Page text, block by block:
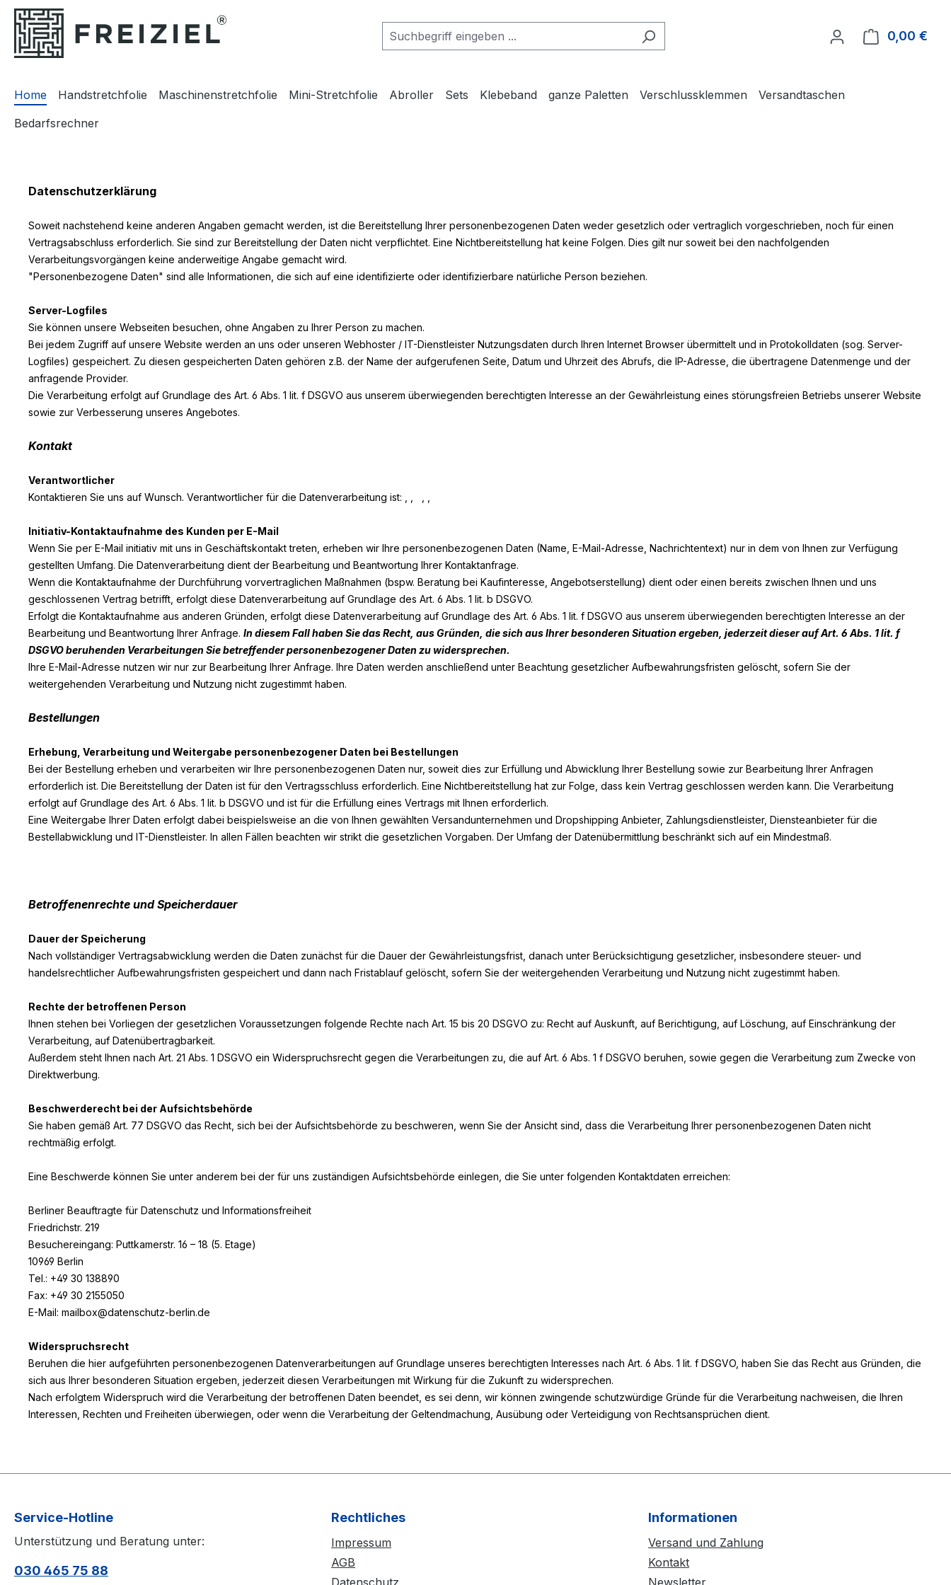
Hauptinhalt springen
Zur Suche springen
Zur Hauptnavigation springen
0,00 €
Home Handstretchfolie Maschinenstretchfolie Mini-Stretchfolie Abroller Sets Klebeband ganze Paletten Verschlussklemmen
Versandtaschen
Bedarfsrechner
Datenschutzerklärung
Soweit nachstehend keine anderen Angaben gemacht werden, ist die Bereitstellung Ihrer personenbezogenen Daten weder gesetzlich oder vertraglich vorgeschrieben, noch für einen
Vertragsabschluss erforderlich. Sie sind zur Bereitstellung der Daten nicht verpflichtet. Eine Nichtbereitstellung hat keine Folgen. Dies gilt nur soweit bei den nachfolgenden
Verarbeitungsvorgängen keine anderweitige Angabe gemacht wird.
"Personenbezogene Daten" sind alle Informationen, die sich auf eine identifizierte oder identifizierbare natürliche Person beziehen.
Server-Logfiles
Sie können unsere Webseiten besuchen, ohne Angaben zu Ihrer Person zu machen.
Bei jedem Zugriff auf unsere Website werden an uns oder unseren Webhoster / IT-Dienstleister Nutzungsdaten durch Ihren Internet Browser übermittelt und in Protokolldaten (sog. Server-
Logfiles) gespeichert. Zu diesen gespeicherten Daten gehören z.B. der Name der aufgerufenen Seite, Datum und Uhrzeit des Abrufs, die IP-Adresse, die übertragene Datenmenge und der
anfragende Provider.
Die Verarbeitung erfolgt auf Grundlage des Art. 6 Abs. 1 lit. f DSGVO aus unserem überwiegenden berechtigten Interesse an der Gewährleistung eines störungsfreien Betriebs unserer Website
sowie zur Verbesserung unseres Angebotes.
Kontakt
Verantwortlicher
Kontaktieren Sie uns auf Wunsch. Verantwortlicher für die Datenverarbeitung ist:
Initiativ-Kontaktaufnahme des Kunden per E-Mail
Wenn Sie per E-Mail initiativ mit uns in Geschäftskontakt treten, erheben wir Ihre personenbezogenen Daten (Name, E-Mail-Adresse, Nachrichtentext) nur in dem von Ihnen zur Verfügung
gestellten Umfang. Die Datenverarbeitung dient der Bearbeitung und Beantwortung Ihrer Kontaktanfrage.
Wenn die Kontaktaufnahme der Durchführung vorvertraglichen Maßnahmen (bspw. Beratung bei Kaufinteresse, Angebotserstellung) dient oder einen bereits zwischen Ihnen und uns
geschlossenen Vertrag betrifft, erfolgt diese Datenverarbeitung auf Grundlage des Art. 6 Abs. 1 lit. b DSGVO.
Erfolgt die Kontaktaufnahme aus anderen Gründen, erfolgt diese Datenverarbeitung auf Grundlage des Art. 6 Abs. 1 lit. f DSGVO aus unserem überwiegenden berechtigten Interesse an der
Bearbeitung und Beantwortung Ihrer Anfrage. In diesem Fall haben Sie das Recht, aus Gründen, die sich aus Ihrer besonderen Situation ergeben, jederzeit dieser auf Art. 6 Abs. 1 lit. f
DSGVO beruhenden Verarbeitungen Sie betreffender personenbezogener Daten zu widersprechen.
Ihre E-Mail-Adresse nutzen wir nur zur Bearbeitung Ihrer Anfrage. Ihre Daten werden anschließend unter Beachtung gesetzlicher Aufbewahrungsfristen gelöscht, sofern Sie der
weitergehenden Verarbeitung und Nutzung nicht zugestimmt haben.
Bestellungen
Erhebung, Verarbeitung und Weitergabe personenbezogener Daten bei Bestellungen
Bei der Bestellung erheben und verarbeiten wir Ihre personenbezogenen Daten nur, soweit dies zur Erfüllung und Abwicklung Ihrer Bestellung sowie zur Bearbeitung Ihrer Anfragen
erforderlich ist. Die Bereitstellung der Daten ist für den Vertragsschluss erforderlich. Eine Nichtbereitstellung hat zur Folge, dass kein Vertrag geschlossen werden kann. Die Verarbeitung
erfolgt auf Grundlage des Art. 6 Abs. 1 lit. b DSGVO und ist für die Erfüllung eines Vertrags mit Ihnen erforderlich.
Eine Weitergabe Ihrer Daten erfolgt dabei beispielsweise an die von Ihnen gewählten Versandunternehmen und Dropshipping Anbieter, Zahlungsdienstleister, Diensteanbieter für die
Bestellabwicklung und IT-Dienstleister. In allen Fällen beachten wir strikt die gesetzlichen Vorgaben. Der Umfang der Datenübermittlung beschränkt sich auf ein Mindestmaß.
Betroffenenrechte und Speicherdauer
Dauer der Speicherung
Nach vollständiger Vertragsabwicklung werden die Daten zunächst für die Dauer der Gewährleistungsfrist, danach unter Berücksichtigung gesetzlicher, insbesondere steuer- und
handelsrechtlicher Aufbewahrungsfristen gespeichert und dann nach Fristablauf gelöscht, sofern Sie der weitergehenden Verarbeitung und Nutzung nicht zugestimmt haben.
Rechte der betroffenen Person
Ihnen stehen bei Vorliegen der gesetzlichen Voraussetzungen folgende Rechte nach Art. 15 bis 20 DSGVO zu: Recht auf Auskunft, auf Berichtigung, auf Löschung, auf Einschränkung der
Verarbeitung, auf Datenübertragbarkeit.
Außerdem steht Ihnen nach Art. 21 Abs. 1 DSGVO ein Widerspruchsrecht gegen die Verarbeitungen zu, die auf Art. 6 Abs. 1 f DSGVO beruhen, sowie gegen die Verarbeitung zum Zwecke von
Direktwerbung.
Beschwerderecht bei der Aufsichtsbehörde
Sie haben gemäß Art. 77 DSGVO das Recht, sich bei der Aufsichtsbehörde zu beschweren, wenn Sie der Ansicht sind, dass die Verarbeitung Ihrer personenbezogenen Daten nicht
rechtmäßig erfolgt.
Eine Beschwerde können Sie unter anderem bei der für uns zuständigen Aufsichtsbehörde einlegen, die Sie unter folgenden Kontaktdaten erreichen:
Berliner Beauftragte für Datenschutz und Informationsfreiheit
Friedrichstr. 219
Besuchereingang: Puttkamerstr. 16 – 18 (5. Etage)
10969 Berlin
Tel.: +49 30 138890
Fax: +49 30 2155050
E-Mail: mailbox@datenschutz-berlin.de
Widerspruchsrecht
Beruhen die hier aufgeführten personenbezogenen Datenverarbeitungen auf Grundlage unseres berechtigten Interesses nach Art. 6 Abs. 1 lit. f DSGVO, haben Sie das Recht aus Gründen, die
sich aus Ihrer besonderen Situation ergeben, jederzeit diesen Verarbeitungen mit Wirkung für die Zukunft zu widersprechen.
Nach erfolgtem Widerspruch wird die Verarbeitung der betroffenen Daten beendet, es sei denn, wir können zwingende schutzwürdige Gründe für die Verarbeitung nachweisen, die Ihren
Interessen, Rechten und Freiheiten überwiegen, oder wenn die Verarbeitung der Geltendmachung, Ausübung oder Verteidigung von Rechtsansprüchen dient.
Service-Hotline
Unterstützung und Beratung unter:
030 465 75 88
Rechtliches
Impressum
AGB
Informationen
Versand und Zahlung
Kontakt